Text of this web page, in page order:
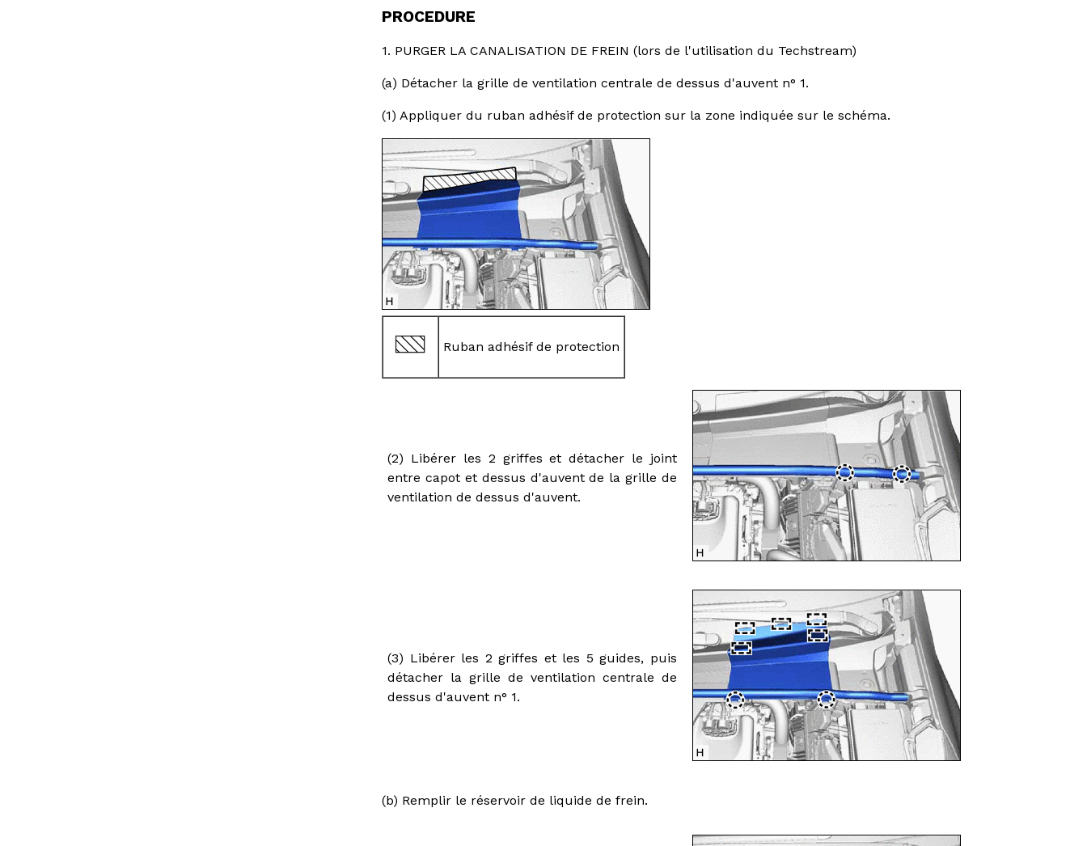
PROCEDURE
1. PURGER LA CANALISATION DE FREIN (lors de l'utilisation du Techstream)
(a) Détacher la grille de ventilation centrale de dessus d'auvent n° 1.
(1) Appliquer du ruban adhésif de protection sur la zone indiquée sur le schéma.
Ruban adhésif de protection
(2) Libérer les 2 griffes et détacher le joint
entre capot et dessus d'auvent de la grille de
ventilation de dessus d'auvent.
(3) Libérer les 2 griffes et les 5 guides, puis
détacher la grille de ventilation centrale de
dessus d'auvent n° 1.
(b) Remplir le réservoir de liquide de frein.